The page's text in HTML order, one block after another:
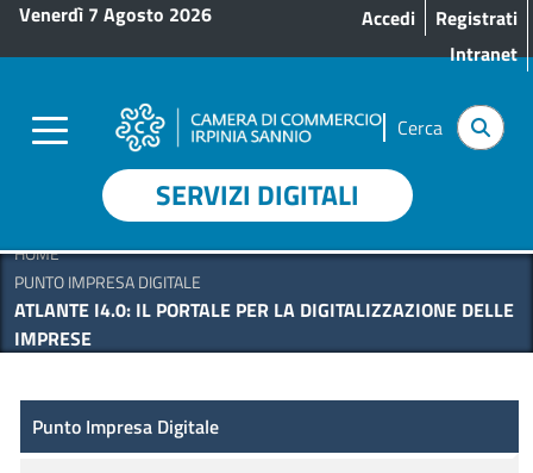
Salta al contenuto principale
Venerdì 7 Agosto 2026 Menu profilo utente
Accedi
Registrati
Intranet
Cerca
SERVIZI DIGITALI
HOME
PUNTO IMPRESA DIGITALE
ATLANTE I4.0: IL PORTALE PER LA DIGITALIZZAZIONE DELLE
IMPRESE
Punto Impresa Digitale
Punto Impresa Digitale